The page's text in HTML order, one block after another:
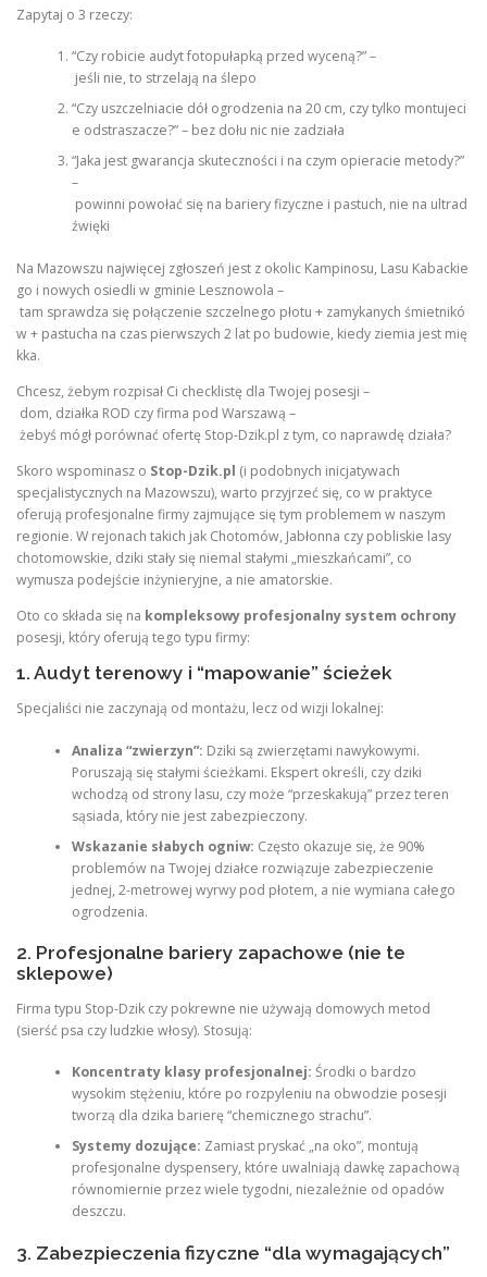
Zapytaj o 3 rzeczy:
“Czy robicie audyt fotopułapką przed wyceną?” –
jeśli nie, to strzelają na ślepo
“Czy uszczelniacie dół ogrodzenia na 20 cm, czy tylko montujeci
e odstraszacze?” – bez dołu nic nie zadziała
“Jaka jest gwarancja skuteczności i na czym opieracie metody?”
–
powinni powołać się na bariery fizyczne i pastuch, nie na ultrad
źwięki
Na Mazowszu najwięcej zgłoszeń jest z okolic Kampinosu, Lasu Kabackie
go i nowych osiedli w gminie Lesznowola –
tam sprawdza się połączenie szczelnego płotu + zamykanych śmietnikó
w + pastucha na czas pierwszych 2 lat po budowie, kiedy ziemia jest mię
kka.
Chcesz, żebym rozpisał Ci checklistę dla Twojej posesji –
dom, działka ROD czy firma pod Warszawą –
żebyś mógł porównać ofertę Stop-Dzik.pl z tym, co naprawdę działa?
Skoro wspominasz o Stop-Dzik.pl (i podobnych inicjatywach
specjalistycznych na Mazowszu), warto przyjrzeć się, co w praktyce
oferują profesjonalne firmy zajmujące się tym problemem w naszym
regionie. W rejonach takich jak Chotomów, Jabłonna czy pobliskie lasy
chotomowskie, dziki stały się niemal stałymi „mieszkańcami”, co
wymusza podejście inżynieryjne, a nie amatorskie.
Oto co składa się na kompleksowy profesjonalny system ochrony
posesji, który oferują tego typu firmy:
1. Audyt terenowy i “mapowanie” ścieżek
Specjaliści nie zaczynają od montażu, lecz od wizji lokalnej:
Analiza “zwierzyn”: Dziki są zwierzętami nawykowymi.
Poruszają się stałymi ścieżkami. Ekspert określi, czy dziki
wchodzą od strony lasu, czy może “przeskakują” przez teren
sąsiada, który nie jest zabezpieczony.
Wskazanie słabych ogniw: Często okazuje się, że 90%
problemów na Twojej działce rozwiązuje zabezpieczenie
jednej, 2-metrowej wyrwy pod płotem, a nie wymiana całego
ogrodzenia.
2. Profesjonalne bariery zapachowe (nie te
sklepowe)
Firma typu Stop-Dzik czy pokrewne nie używają domowych metod
(sierść psa czy ludzkie włosy). Stosują:
Koncentraty klasy profesjonalnej: Środki o bardzo
wysokim stężeniu, które po rozpyleniu na obwodzie posesji
tworzą dla dzika barierę “chemicznego strachu”.
Systemy dozujące: Zamiast pryskać „na oko”, montują
profesjonalne dyspensery, które uwalniają dawkę zapachową
równomiernie przez wiele tygodni, niezależnie od opadów
deszczu.
3. Zabezpieczenia fizyczne “dla wymagających”